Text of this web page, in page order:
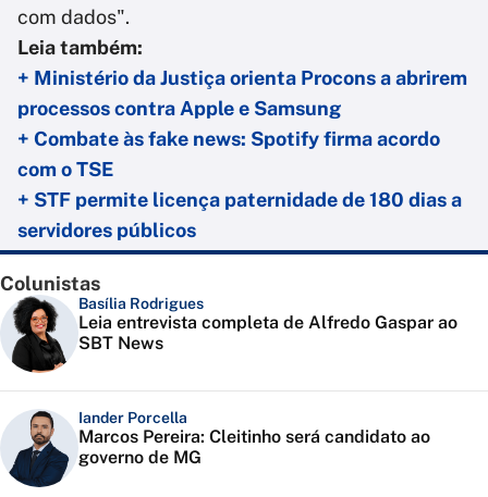
com dados".
Leia também:
+ Ministério da Justiça orienta Procons a abrirem
processos contra Apple e Samsung
+ Combate às fake news: Spotify firma acordo
com o TSE
+ STF permite licença paternidade de 180 dias a
servidores públicos
Colunistas
Basília Rodrigues
Leia entrevista completa de Alfredo Gaspar ao
SBT News
Iander Porcella
Marcos Pereira: Cleitinho será candidato ao
governo de MG